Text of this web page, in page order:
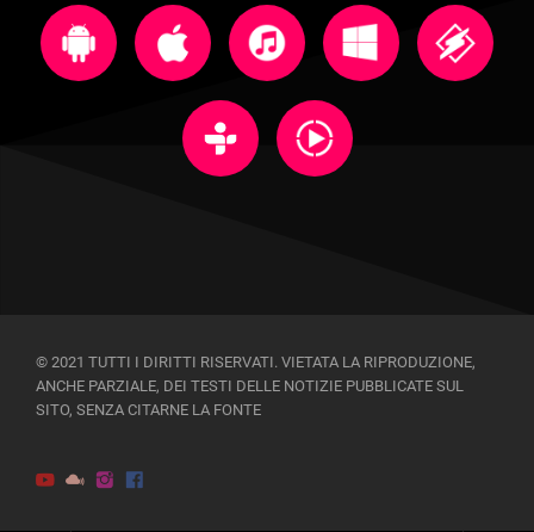
© 2021 TUTTI I DIRITTI RISERVATI. VIETATA LA RIPRODUZIONE,
ANCHE PARZIALE, DEI TESTI DELLE NOTIZIE PUBBLICATE SUL
SITO, SENZA CITARNE LA FONTE